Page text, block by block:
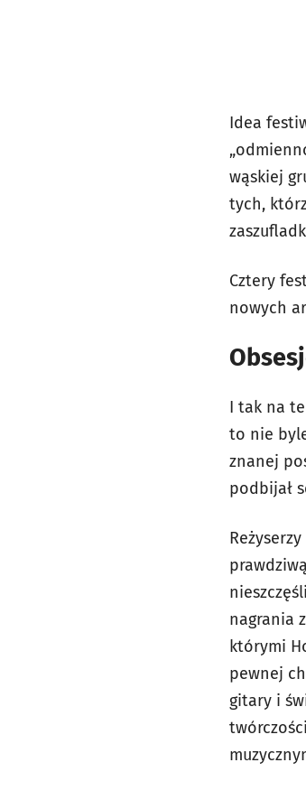
Idea
wąskiej
tych,
Cztery
nowych
I tak na
to nie
znanej
podbijał
nagrania
którymi
pewnej
gitary i